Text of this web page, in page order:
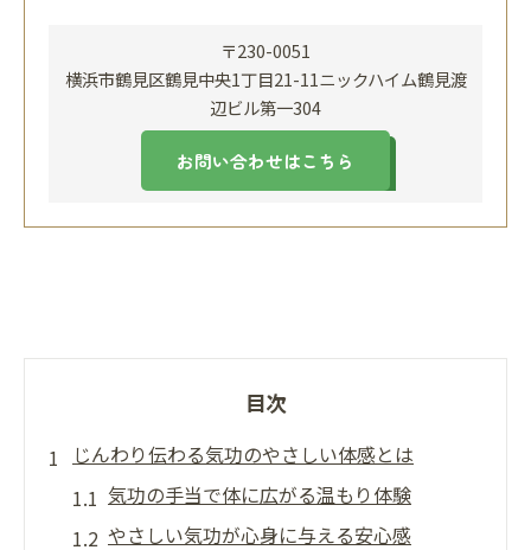
〒230-0051
横浜市鶴見区鶴見中央1丁目21-11ニックハイム鶴見渡
辺ビル第一304
お問い合わせはこちら
目次
じんわり伝わる気功のやさしい体感とは
気功の手当で体に広がる温もり体験
やさしい気功が心身に与える安心感